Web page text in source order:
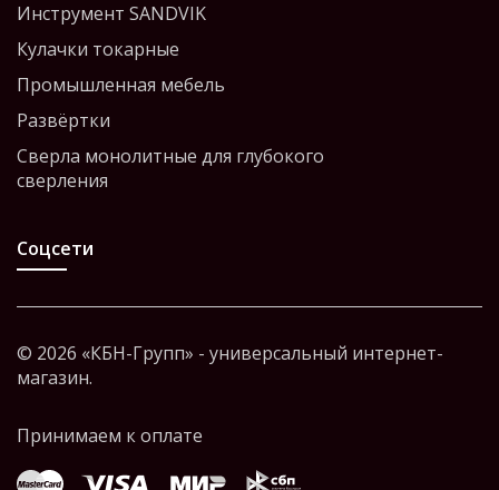
Инструмент SANDVIK
Кулачки токарные
Промышленная мебель
Развёртки
Сверла монолитные для глубокого
сверления
Соцсети
© 2026 «КБН-Групп» - универсальный интернет-
магазин.